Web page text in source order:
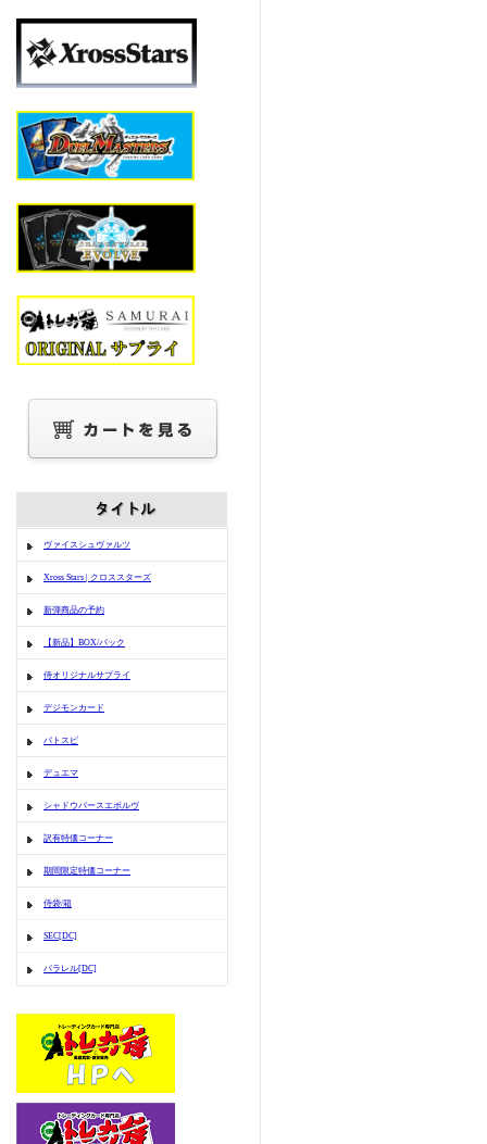
ヴァイスシュヴァルツ
Xross Stars | クロススターズ
新弾商品の予約
【新品】BOX/パック
侍オリジナルサプライ
デジモンカード
バトスピ
デュエマ
シャドウバースエボルヴ
訳有特価コーナー
期間限定特価コーナー
侍袋/箱
SEC[DC]
パラレル[DC]